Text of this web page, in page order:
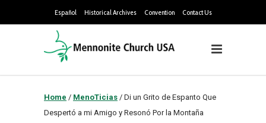
Español Historical Archives Convention Contact Us
Home / MenoTicias / Di un Grito de Espanto Que
Despertó a mi Amigo y Resonó Por la Montaña